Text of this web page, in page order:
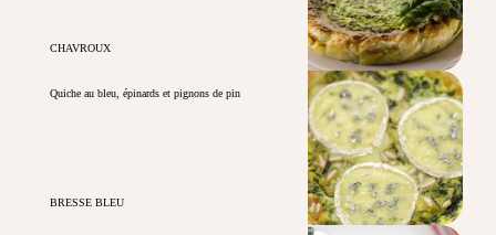
CHAVROUX
Quiche au bleu, épinards et pignons de pin
BRESSE BLEU